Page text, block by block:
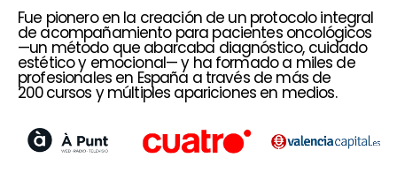
Fue pionero en la creación de un protocolo integral
de acompañamiento para pacientes oncológicos
—un método que abarcaba diagnóstico, cuidado
estético y emocional— y ha formado a miles de
profesionales en España a través de más de
200 cursos y múltiples apariciones en medios.